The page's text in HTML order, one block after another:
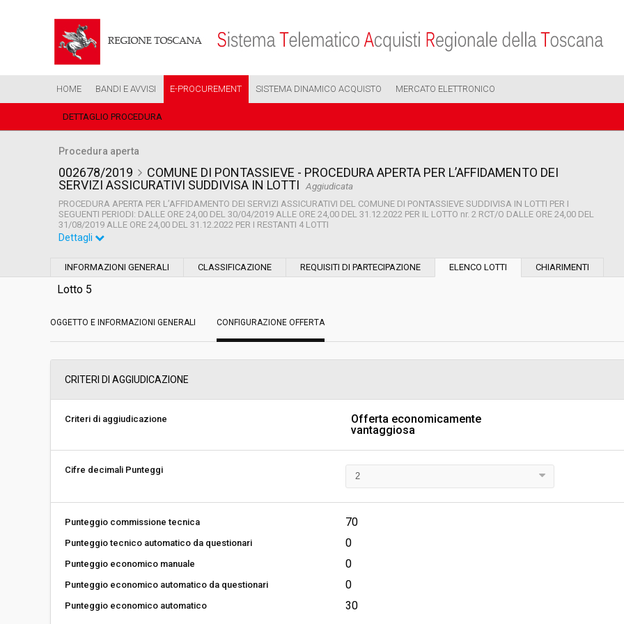
HOME BANDI E AVVISI E-PROCUREMENT SISTEMA DINAMICO ACQUISTO MERCATO ELETTRONICO
DETTAGLIO PROCEDURA
Procedura aperta
002678/2019
COMUNE DI PONTASSIEVE - PROCEDURA APERTA PER L’AFFIDAMENTO DEI
SERVIZI ASSICURATIVI SUDDIVISA IN LOTTI
Aggiudicata
PROCEDURA APERTA PER L’AFFIDAMENTO DEI SERVIZI ASSICURATIVI DEL COMUNE DI PONTASSIEVE SUDDIVISA IN LOTTI PER I
SEGUENTI PERIODI: DALLE ORE 24,00 DEL 30/04/2019 ALLE ORE 24,00 DEL 31.12.2022 PER IL LOTTO nr. 2 RCT/O DALLE ORE 24,00 DEL
31/08/2019 ALLE ORE 24,00 DEL 31.12.2022 PER I RESTANTI 4 LOTTI
Tipo di contratto:
Data pubblicazione: 05/04/2019 09:53
Svolgimento: Gara in busta chiusa Valore stimato della procedura:
Dettagli
INFORMAZIONI GENERALI CLASSIFICAZIONE REQUISITI DI PARTECIPAZIONE ELENCO LOTTI CHIARIMENTI
Lotto 5
OGGETTO E INFORMAZIONI GENERALI CONFIGURAZIONE OFFERTA
CRITERI DI AGGIUDICAZIONE
Criteri di aggiudicazione
Offerta economicamente
vantaggiosa
Cifre decimali Punteggi
Punteggio commissione tecnica 70
Punteggio tecnico automatico da questionari 0
Punteggio economico manuale 0
Punteggio economico automatico da questionari 0
Punteggio economico automatico 30